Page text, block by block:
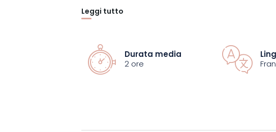
Non dovrete preoccuparvi delle mazze da golf e di
tratti di uno sport individuale, questa attività è
famiglie e amici. È accessibile a tutte le persone di
anni.
Leggi tutto
Durata media
2 ore